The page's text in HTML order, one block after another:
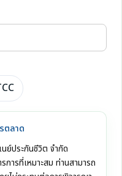
ตลาด
ย์ประกันชีวิต จำกัด
ารที่เหมาะสม ท่านสามารถ